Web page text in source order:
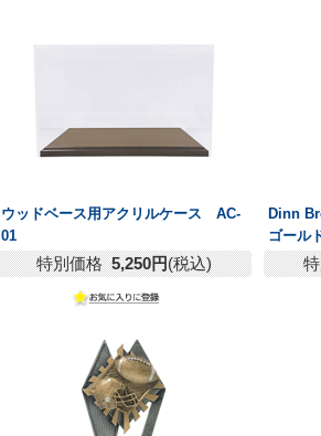
ウッドベース用アクリルケース AC-
01
特別価格 5,250円(税込)
Dinn
ゴール